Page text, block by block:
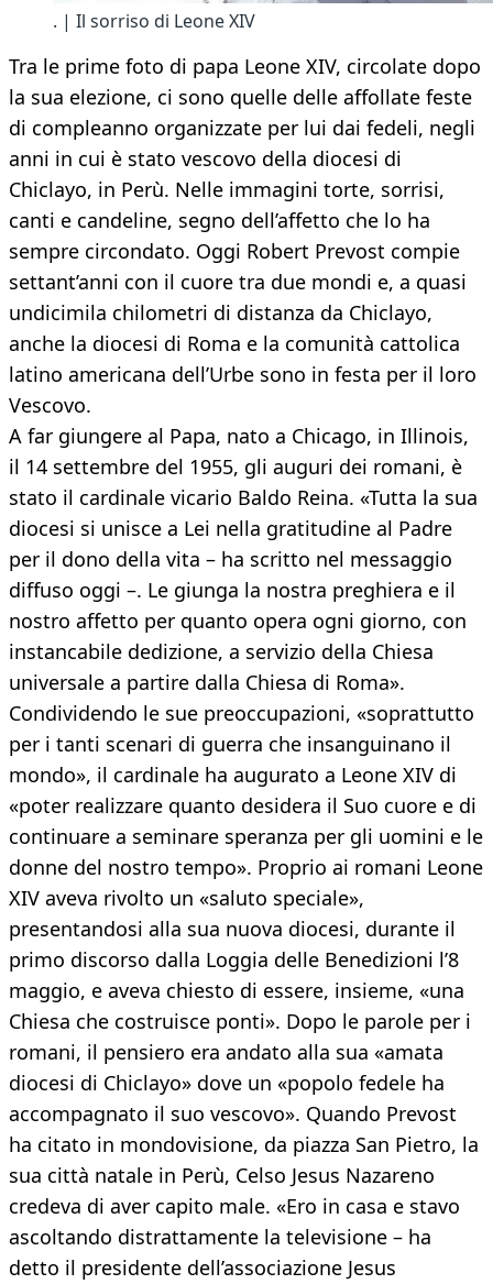
. | Il sorriso di Leone XIV
Tra le prime foto di papa Leone XIV, circolate dopo
la sua elezione, ci sono quelle delle affollate feste
di compleanno organizzate per lui dai fedeli, negli
anni in cui è stato vescovo della diocesi di
Chiclayo, in Perù. Nelle immagini torte, sorrisi,
canti e candeline, segno dell’affetto che lo ha
sempre circondato. Oggi Robert Prevost compie
settant’anni con il cuore tra due mondi e, a quasi
undicimila chilometri di distanza da Chiclayo,
anche la diocesi di Roma e la comunità cattolica
latino americana dell’Urbe sono in festa per il loro
Vescovo.
A far giungere al Papa, nato a Chicago, in Illinois,
il 14 settembre del 1955, gli auguri dei romani, è
stato il cardinale vicario Baldo Reina. «Tutta la sua
diocesi si unisce a Lei nella gratitudine al Padre
per il dono della vita – ha scritto nel messaggio
diffuso oggi –. Le giunga la nostra preghiera e il
nostro affetto per quanto opera ogni giorno, con
instancabile dedizione, a servizio della Chiesa
universale a partire dalla Chiesa di Roma».
Condividendo le sue preoccupazioni, «soprattutto
per i tanti scenari di guerra che insanguinano il
mondo», il cardinale ha augurato a Leone XIV di
«poter realizzare quanto desidera il Suo cuore e di
continuare a seminare speranza per gli uomini e le
donne del nostro tempo». Proprio ai romani Leone
XIV aveva rivolto un «saluto speciale»,
presentandosi alla sua nuova diocesi, durante il
primo discorso dalla Loggia delle Benedizioni l’8
maggio, e aveva chiesto di essere, insieme, «una
Chiesa che costruisce ponti». Dopo le parole per i
romani, il pensiero era andato alla sua «amata
diocesi di Chiclayo» dove un «popolo fedele ha
accompagnato il suo vescovo». Quando Prevost
ha citato in mondovisione, da piazza San Pietro, la
sua città natale in Perù, Celso Jesus Nazareno
credeva di aver capito male. «Ero in casa e stavo
ascoltando distrattamente la televisione – ha
detto il presidente dell’associazione Jesus